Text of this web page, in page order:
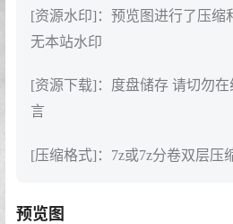
[资源水印]：预览图进行了压缩
无本站水印
[资源下载]：度盘储存 请切勿
言
[压缩格式]：7z或7z分卷双层压
预览图